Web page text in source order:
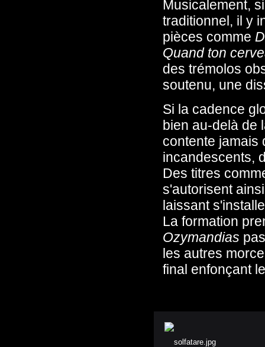
Musicalement,
traditionnel, il y
pièces comme
Quand ton
des trémolos
soutenu, une
Si la cadence
bien au-delà de
contente jamais
incandescents,
Des titres
s'autorisent
laissant
La formation
Ozymandias
les autres
final enfonçant